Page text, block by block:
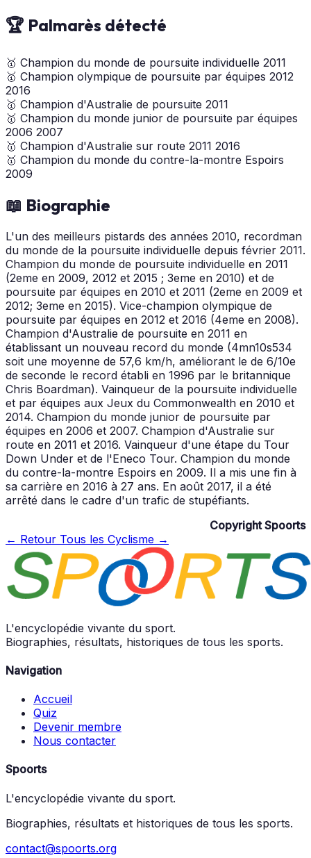
🏆 Palmarès détecté
🥇 Champion du monde de poursuite individuelle 2011
🥇 Champion olympique de poursuite par équipes 2012
2016
🥇 Champion d'Australie de poursuite 2011
🥇 Champion du monde junior de poursuite par équipes
2006 2007
🥇 Champion d'Australie sur route 2011 2016
🥇 Champion du monde du contre-la-montre Espoirs
2009
📖 Biographie
L'un des meilleurs pistards des années 2010, recordman
du monde de la poursuite individuelle depuis février 2011.
Champion du monde de poursuite individuelle en 2011
(2eme en 2009, 2012 et 2015 ; 3eme en 2010) et de
poursuite par équipes en 2010 et 2011 (2eme en 2009 et
2012; 3eme en 2015). Vice-champion olympique de
poursuite par équipes en 2012 et 2016 (4eme en 2008).
Champion d'Australie de poursuite en 2011 en
établissant un nouveau record du monde (4mn10s534
soit une moyenne de 57,6 km/h, améliorant le de 6/10e
de seconde le record établi en 1996 par le britannique
Chris Boardman). Vainqueur de la poursuite individuelle
et par équipes aux Jeux du Commonwealth en 2010 et
2014. Champion du monde junior de poursuite par
équipes en 2006 et 2007. Champion d'Australie sur
route en 2011 et 2016. Vainqueur d'une étape du Tour
Down Under et de l'Eneco Tour. Champion du monde
du contre-la-montre Espoirs en 2009. Il a mis une fin à
sa carrière en 2016 à 27 ans. En août 2017, il a été
arrêté dans le cadre d'un trafic de stupéfiants.
Copyright Spoorts
← Retour Tous les Cyclisme →
L'encyclopédie vivante du sport.
Biographies, résultats, historiques de tous les sports.
Navigation
Accueil
Quiz
Devenir membre
Nous contacter
Spoorts
L'encyclopédie vivante du sport.
Biographies, résultats et historiques de tous les sports.
contact@spoorts.org